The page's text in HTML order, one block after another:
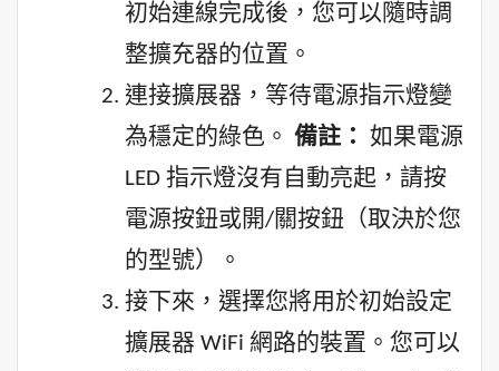
初始連線完成後，您可以隨時調
整擴充器的位置。
連接擴展器，等待電源指示燈變
為穩定的綠色。 備註：
如果電源
LED 指示燈沒有自動亮起，請按
電源按鈕或開/關按鈕（取決於您
的型號）。
接下來，選擇您將用於初始設定
擴展器 WiFi 網路的裝置。您可以